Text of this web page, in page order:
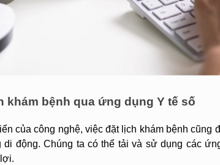
khám bệnh qua ứng dụng Y tế số
của công nghệ, việc đặt lịch khám bệnh cũng
di động. Chúng ta có thể tải và sử dụng các